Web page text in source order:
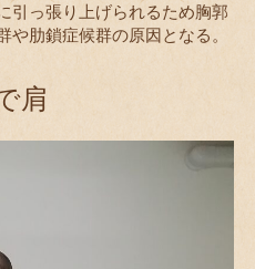
引っ張り上げられるため胸郭
肋鎖症候群の原因となる。
肩